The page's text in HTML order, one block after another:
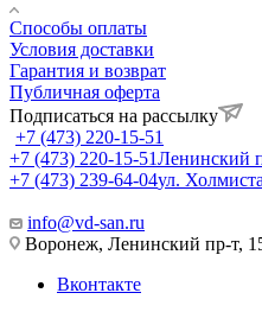
Способы оплаты
Условия доставки
Гарантия и возврат
Публичная оферта
Подписаться на рассылку
+7 (473) 220-15-51
+7 (473) 220-15-51Ленинский
+7 (473) 239-64-04ул.
info@vd-san.ru
Воронеж, Ленинский пр-т,
Вконтакте